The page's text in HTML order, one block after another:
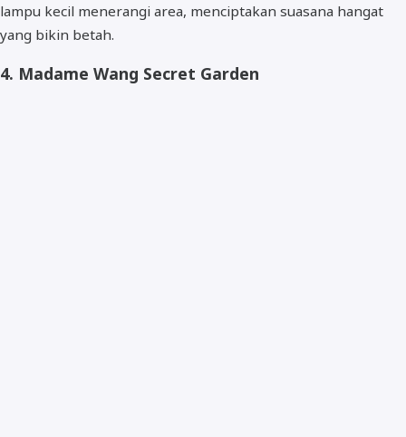
lampu kecil menerangi area, menciptakan suasana hangat
yang bikin betah.
4. Madame Wang Secret Garden